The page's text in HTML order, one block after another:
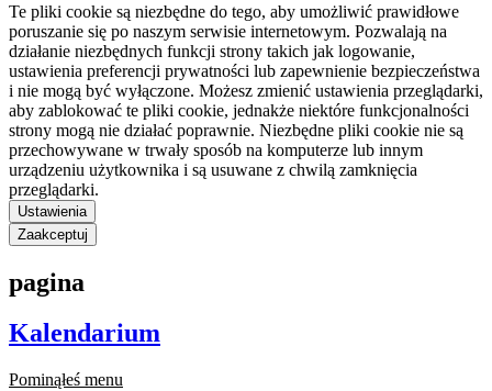
Te pliki cookie są niezbędne do tego, aby umożliwić prawidłowe
poruszanie się po naszym serwisie internetowym. Pozwalają na
działanie niezbędnych funkcji strony takich jak logowanie,
ustawienia preferencji prywatności lub zapewnienie bezpieczeństwa
i nie mogą być wyłączone. Możesz zmienić ustawienia przeglądarki,
aby zablokować te pliki cookie, jednakże niektóre funkcjonalności
strony mogą nie działać poprawnie. Niezbędne pliki cookie nie są
przechowywane w trwały sposób na komputerze lub innym
urządzeniu użytkownika i są usuwane z chwilą zamknięcia
przeglądarki.
Ustawienia
Zaakceptuj
pagina
Kalendarium
Pominąłeś menu